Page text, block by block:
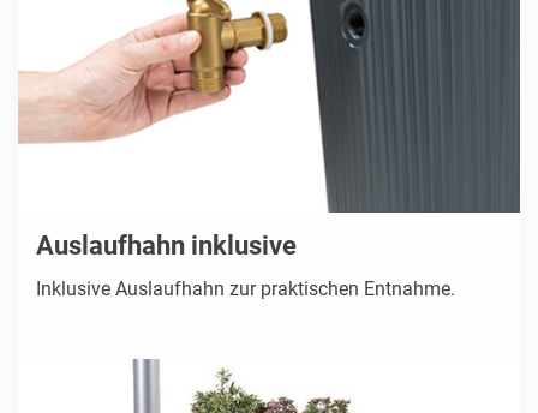
Auslaufhahn inklusive
Inklusive Auslaufhahn zur praktischen Entnahme.